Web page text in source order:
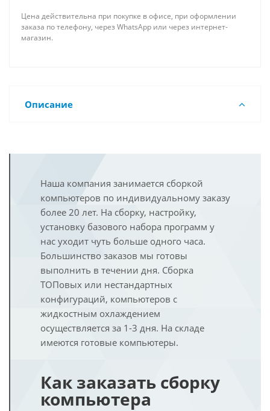
Цена действительна при покупке в офисе, при оформлении
заказа по телефону, через WhatsApp или через интернет-
магазин.
Описание
Наша компания занимается сборкой
компьютеров по индивидуальному заказу
более 20 лет. На сборку, настройку,
установку базового набора программ у
нас уходит чуть больше одного часа.
Большинство заказов мы готовы
выполнить в течении дня. Сборка
ТОПовых или нестандартных
конфигураций, компьютеров с
жидкостным охлаждением
осуществляется за 1-3 дня. На складе
имеются готовые компьютеры.
Как заказать сборку
компьютера